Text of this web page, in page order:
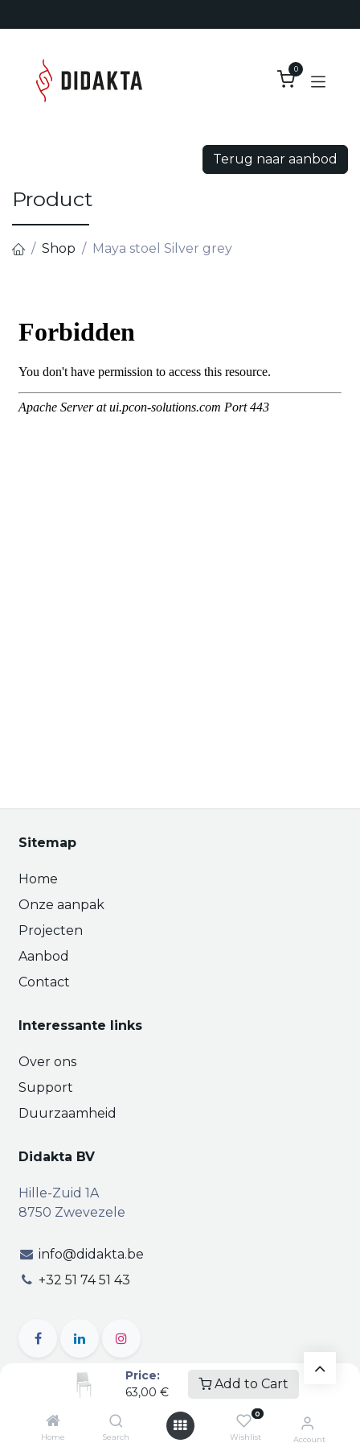
Price:
63,00 €
Add to Cart
Home Search
0
Wishlist Account
0
Terug naar aanbod
Product
Shop Maya stoel Silver grey
Sitemap
Home
Onze aanpak
Projecten
Aanbod
Contact
Interessante links
Over ons
Support
Duurzaamheid
Didakta BV
Hille-Zuid 1A
8750 Zwevezele
info@didakta.be
+32 51 74 51 43
Vertrouwelijkheid
Algemene voorwaarden | BTW BE 0471.695.162